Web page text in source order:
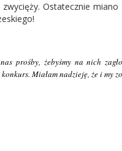
Ostatecznie miano
prośby, żebyśmy na nich
Miałam nadzieję, że i my